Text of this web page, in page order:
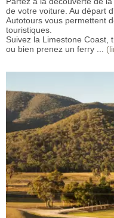
de votre voiture. Au départ
Autotours vous permettent
touristiques.
Suivez la Limestone Coast,
ou bien prenez un ferry ...